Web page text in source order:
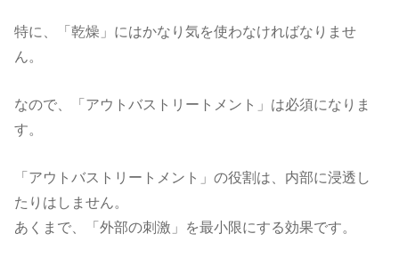
特に、「乾燥」にはかなり気を使わなければなりませ
ん。
なので、「アウトバストリートメント」は必須になりま
す。
「アウトバストリートメント」の役割は、内部に浸透し
たりはしません。
あくまで、「外部の刺激」を最小限にする効果です。